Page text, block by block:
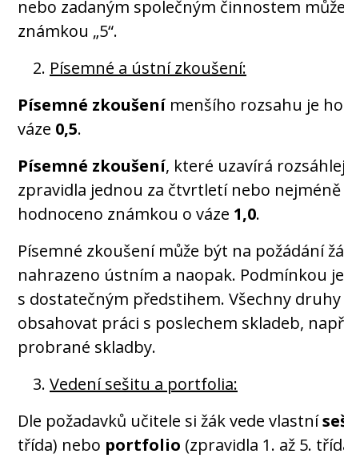
nebo zadaným společným činnostem
známkou „5“.
Písemné a ústní zkoušení:
Písemné zkoušenímenšího rozsahu je
váze 0,5.
Písemné zkoušení, které uzavírá
zpravidla jednou za čtvrtletí nebo
hodnoceno známkou o váze 1,0.
Písemné zkoušení může být na požádání
nahrazeno ústním a naopak. Podmínkou
s dostatečným předstihem. Všechny
obsahovat práci s poslechem skladeb,
probrané skladby.
Vedení sešitu a portfolia:
Dle požadavků učitele si žák vede vlastní
třída) nebo portfolio (zpravidla 1. až 5.